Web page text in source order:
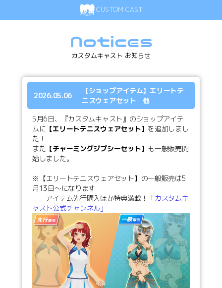
CUSTOM CAST
Notices
カスタムキャスト お知らせ
2026.05.06
【ショップアイテム】エリートテ
ニスウェアセット 他
5月6日、『カスタムキャスト』のショップアイテ
ムに 【エリートテニスウェアセット】 を追加しまし
た！
また 【チャーミングジプシーセット】 も一般販売開
始しました。
※【エリートテニスウェアセット】の一般販売は5
月13日～になります
アイテム先行購入ほか特典満載！
「カスタムキ
ャスト公式チャンネル」